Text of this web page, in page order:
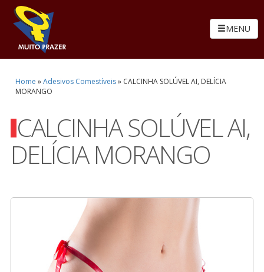
MENU
Home »Adesivos Comestíveis» CALCINHA SOLÚVEL AI, DELÍCIA
MORANGO
CALCINHA SOLÚVEL AI,
DELÍCIA MORANGO